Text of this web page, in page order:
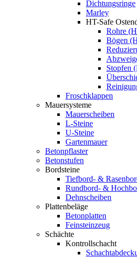
Dichtungsringe
Marley
HT-Safe
Rohre
Bögen
Stopfen
Froschklappen
Mauersysteme
Mauerscheiben
L-Steine
U-Steine
Gartenmauer
Betonpflaster
Betonstufen
Bordsteine
Tiefbord- &
Rundbord- &
Dehnscheiben
Plattenbeläge
Betonplatten
Feinsteinzeug
Schächte
Kontrollschacht